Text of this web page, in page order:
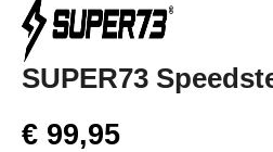
SUPER73
€ 99,95